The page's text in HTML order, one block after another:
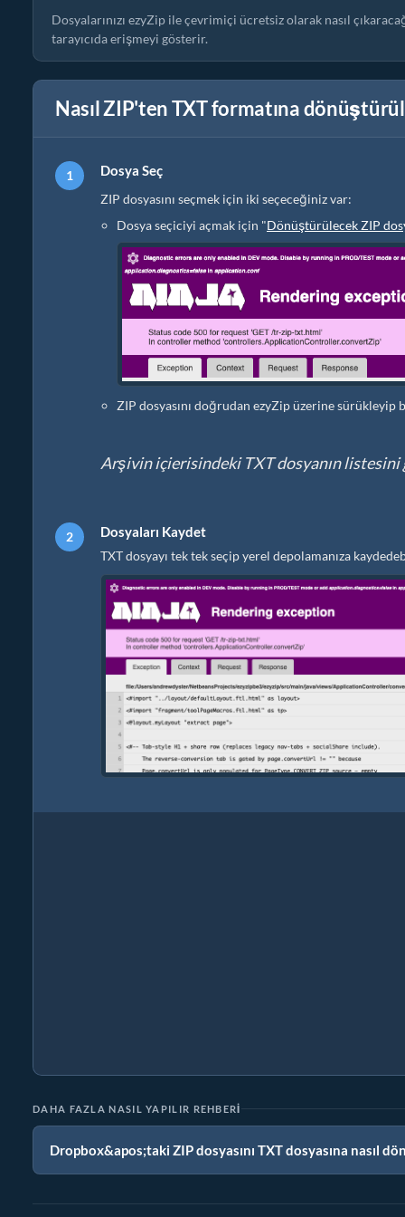
Dosyalarınızı ezyZip ile çevrimiçi ücretsiz olarak nasıl
tarayıcıda erişmeyi gösterir.
Nasıl ZIP'ten TXT formatına
Dosya Seç
ZIP dosyasını seçmek için iki seçeceğiniz var:
Dosya seçiciyi açmak için "Dönüştürülecek ZIP
ZIP dosyasını doğrudan ezyZip üzerine sürükleyip
Arşivin içierisindeki TXT dosyanın
Dosyaları Kaydet
TXT dosyayı tek tek seçip yerel depolamanıza
DAHA FAZLA NASIL YAPILIR REHBERI
Dropbox&apos;taki ZIP dosyasını TXT dosyasına nasıl